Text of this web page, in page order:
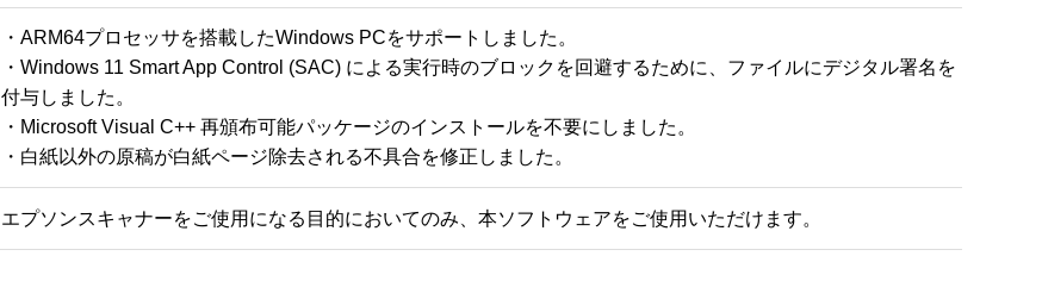
・ARM64プロセッサを搭載したWindows PCをサポートしました。
・Windows 11 Smart App Control (SAC) による実行時のブロックを回避するために、ファイルにデジタル署名を
付与しました。
・Microsoft Visual C++ 再頒布可能パッケージのインストールを不要にしました。
・白紙以外の原稿が白紙ページ除去される不具合を修正しました。
エプソンスキャナーをご使用になる目的においてのみ、本ソフトウェアをご使用いただけます。